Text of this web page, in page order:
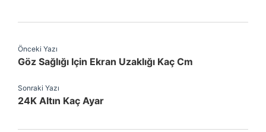
Önceki Yazı
Göz Sağlığı Için Ekran Uzaklığı Kaç Cm
Sonraki Yazı
24K Altın Kaç Ayar